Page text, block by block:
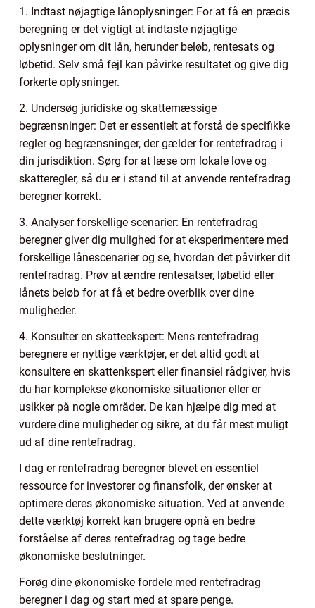
1. Indtast nøjagtige lånoplysninger: For at få en præcis
beregning er det vigtigt at indtaste nøjagtige
oplysninger om dit lån, herunder beløb, rentesats og
løbetid. Selv små fejl kan påvirke resultatet og give dig
forkerte oplysninger.
2. Undersøg juridiske og skattemæssige
begrænsninger: Det er essentielt at forstå de specifikke
regler og begrænsninger, der gælder for rentefradrag i
din jurisdiktion. Sørg for at læse om lokale love og
skatteregler, så du er i stand til at anvende rentefradrag
beregner korrekt.
3. Analyser forskellige scenarier: En rentefradrag
beregner giver dig mulighed for at eksperimentere med
forskellige lånescenarier og se, hvordan det påvirker dit
rentefradrag. Prøv at ændre rentesatser, løbetid eller
lånets beløb for at få et bedre overblik over dine
muligheder.
4. Konsulter en skatteekspert: Mens rentefradrag
beregnere er nyttige værktøjer, er det altid godt at
konsultere en skattenkspert eller finansiel rådgiver, hvis
du har komplekse økonomiske situationer eller er
usikker på nogle områder. De kan hjælpe dig med at
vurdere dine muligheder og sikre, at du får mest muligt
ud af dine rentefradrag.
I dag er rentefradrag beregner blevet en essentiel
ressource for investorer og finansfolk, der ønsker at
optimere deres økonomiske situation. Ved at anvende
dette værktøj korrekt kan brugere opnå en bedre
forståelse af deres rentefradrag og tage bedre
økonomiske beslutninger.
Forøg dine økonomiske fordele med rentefradrag
beregner i dag og start med at spare penge.